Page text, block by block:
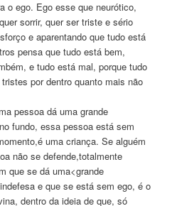
o ego. Ego esse que neurótico,
sorrir, quer ser triste e sério
e aparentando que tudo está
pensa que tudo está bem,
e tudo está mal, porque tudo
por dentro quanto mais não
pessoa dá uma grande
fundo, essa pessoa está sem
uma criança. Se alguém
não se defende,totalmente
que se dá uma<grande
e que se está sem ego, é o
dentro da ideia de que, só